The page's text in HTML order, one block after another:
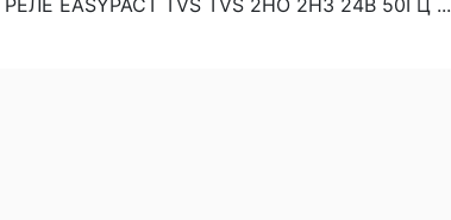
EASYPACT TVS TVS 2НО 2НЗ 24В 50ГЦ ...